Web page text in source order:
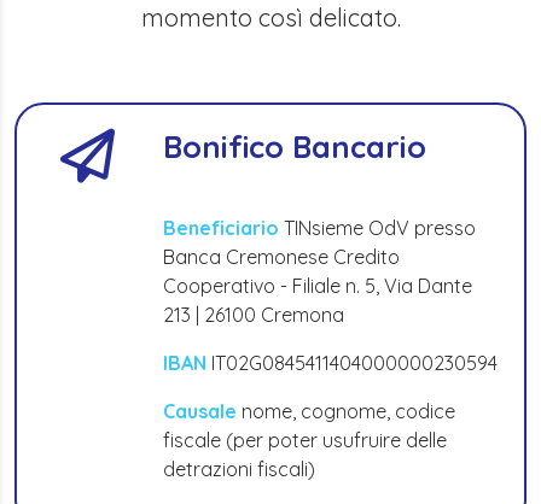
momento così delicato.
Bonifico Bancario
Beneficiario TINsieme OdV presso
Banca Cremonese Credito
Cooperativo - Filiale n. 5, Via Dante
213 | 26100 Cremona
IBAN IT02G0845411404000000230594
Causale nome, cognome, codice
fiscale (per poter usufruire delle
detrazioni fiscali)